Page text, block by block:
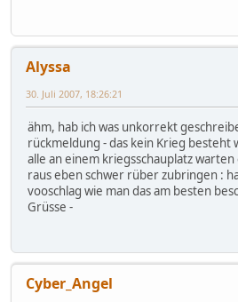
Alyssa
30. Juli 2007, 18:26:21
ähm, hab ich was unkorrekt
rückmeldung - das kein Krieg besteht
alle an einem kriegsschauplatz warten
raus eben schwer rüber zubringen :
vooschlag wie man das am besten
Grüsse -
Cyber_Angel